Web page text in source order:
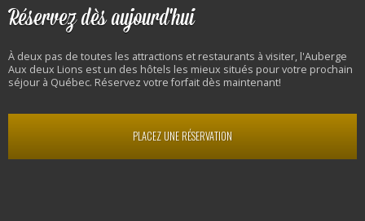
Réservez dès aujourd'hui
À deux pas de toutes les attractions et restaurants à visiter, l'Auberge
Aux deux Lions est un des hôtels les mieux situés pour votre prochain
séjour à Québec. Réservez votre forfait dès maintenant!
PLACEZ UNE RÉSERVATION